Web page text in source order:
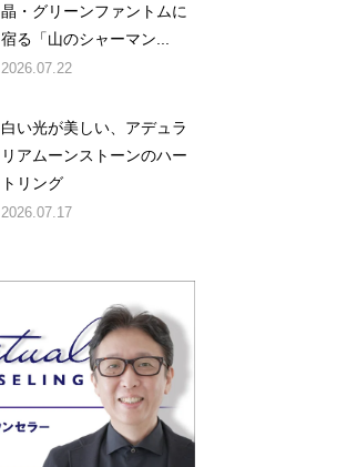
晶・グリーンファントムに
宿る「山のシャーマン...
2026.07.22
白い光が美しい、アデュラ
リアムーンストーンのハー
トリング
2026.07.17